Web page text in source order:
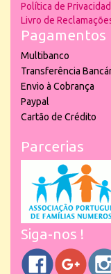
Política de
Livro de
Pagamentos
Multibanco
Transferência
Envio à Cobrança
Paypal
Cartão de Crédito
Parcerias
Siga-nos !